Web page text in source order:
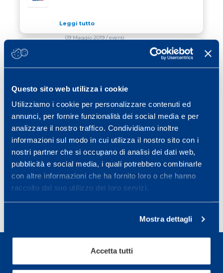
Questo sito web utilizza i cookie
Utilizziamo i cookie per personalizzare contenuti ed
annunci, per fornire funzionalità dei social media e per
analizzare il nostro traffico. Condividiamo inoltre
informazioni sul modo in cui utilizza il nostro sito con i
nostri partner che si occupano di analisi dei dati web,
pubblicità e social media, i quali potrebbero combinarle
con altre informazioni che ha fornito loro o che hanno
raccolto dal suo utilizzo dei loro servizi.
Mostra dettagli
Accetta tutti
Leggi tutto
LO SPECIALE “NERO&VERDE” SUL NOSTRO
09 Maggio 2019/ eventi
LO SPECIALE “NERO&VERDE” SUL
Leggi tutto
PARTECIPAZIONE RECORD PER IL 9° CONVEGNO
06 Maggio 2019/ eventi
PARTECIPAZIONE RECORD PER IL 9°
CONVEGNO DEL CENTRO RICERCHE
MAPEI SPORT
Leggi tutto
«Previous page
Page
1 … Page
28 Page
29 Page
30